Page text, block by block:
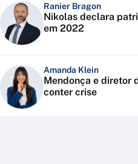
Ranier Bragon
Nikolas declara
em 2022
Amanda Klein
Mendonça e diretor
conter crise